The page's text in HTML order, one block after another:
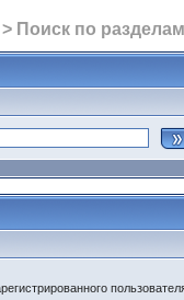
Поиск по